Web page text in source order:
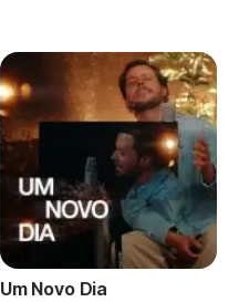
Um Novo Dia